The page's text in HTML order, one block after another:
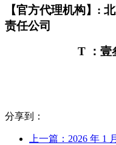
【官方代理机构】:
责任公司
T
：
分享到：
上一篇：2026 年 1